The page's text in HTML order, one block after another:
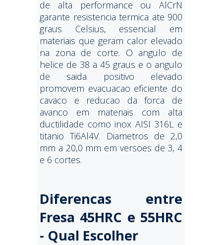
de alta performance ou AlCrN
garante resistencia termica ate 900
graus Celsius, essencial em
materiais que geram calor elevado
na zona de corte. O angulo de
helice de 38 a 45 graus e o angulo
de saida positivo elevado
promovem evacuacao eficiente do
cavaco e reducao da forca de
avanco em materiais com alta
ductilidade como inox AISI 316L e
titanio Ti6Al4V. Diametros de 2,0
mm a 20,0 mm em versoes de 3, 4
e 6 cortes.
Diferencas entre
Fresa 45HRC e 55HRC
- Qual Escolher